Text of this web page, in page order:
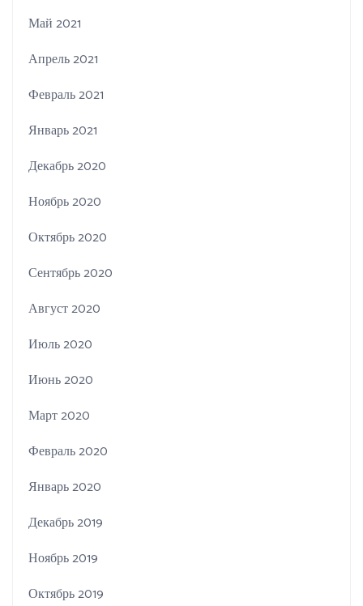
Май 2021
Апрель 2021
Февраль 2021
Январь 2021
Декабрь 2020
Ноябрь 2020
Октябрь 2020
Сентябрь 2020
Август 2020
Июль 2020
Июнь 2020
Март 2020
Февраль 2020
Январь 2020
Декабрь 2019
Ноябрь 2019
Октябрь 2019